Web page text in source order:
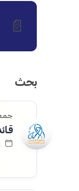
📄
بحث